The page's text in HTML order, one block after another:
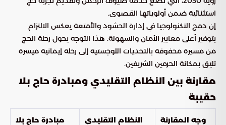
استثنائية ضمن أولوياتها القصوى.
إن دمج التكنولوجيا في إدارة الحشود والأمتعة يعكس الالتزام
بتوفير أعلى معايير الأمان والسهولة. هذا التوجه يحول رحلة الحج
من مسيرة محفوفة بالتحديات اللوجستية إلى رحلة إيمانية ميسرة
تليق بمكانة الحرمين الشريفين.
مقارنة بين النظام التقليدي ومبادرة حاج بلا
حقيبة
وجه المقارنة النظام التقليدي
مبادرة حاج بلا